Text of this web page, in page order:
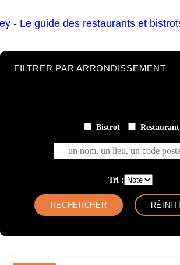
FILTRER PAR ARRONDISSEMENT
Bistrot Restaurant
un nom, un lieu, un code postal ...
Tri :